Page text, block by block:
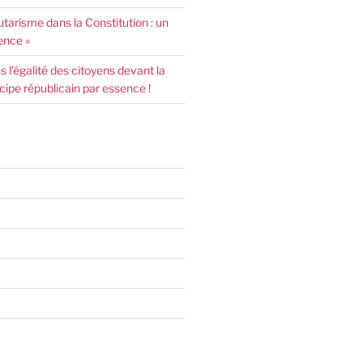
dans la Constitution : un
»
l’égalité des citoyens devant la
républicain par essence !